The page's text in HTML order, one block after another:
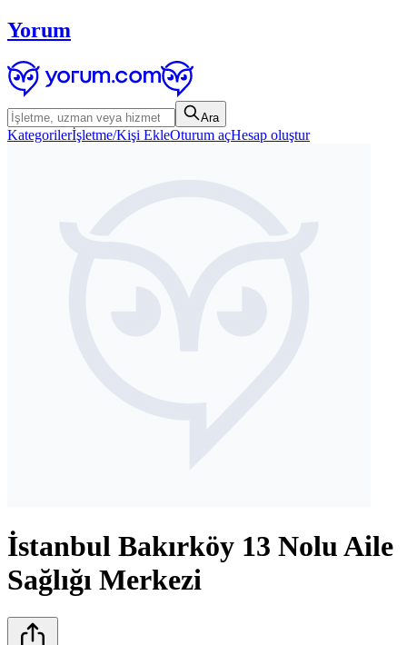
Yorum
Ara
Kategorilerİşletme/Kişi EkleOturum açHesap oluştur
İstanbul Bakırköy 13 Nolu Aile
Sağlığı Merkezi